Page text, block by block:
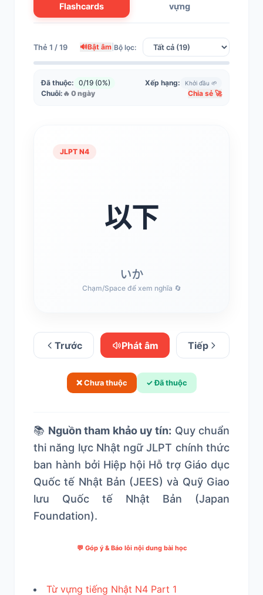
Flashcards
vựng
Thẻ 1 / 19 🔊Bật âm Bộ lọc:
Đã thuộc: 0/19 (0%) Xếp hạng: Khởi đầu 🌱
Chuỗi: 🔥 0 ngày Chia sẻ 🚀
JLPT N4
以下
いか
Chạm/Space để xem nghĩa 🔄
Chạm/Space để lật lại 🔄
Trước Phát âm Tiếp
❌ Chưa thuộc ✓ Đã thuộc
📚 Nguồn tham khảo uy tín: Quy chuẩn
thi năng lực Nhật ngữ JLPT chính thức
ban hành bởi Hiệp hội Hỗ trợ Giáo dục
Quốc tế Nhật Bản (JEES) và Quỹ Giao
lưu Quốc tế Nhật Bản (Japan
Foundation).
💬 Góp ý & Báo lỗi nội dung bài học
Từ vựng tiếng Nhật N4 Part 1